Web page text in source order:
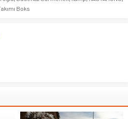
Boks